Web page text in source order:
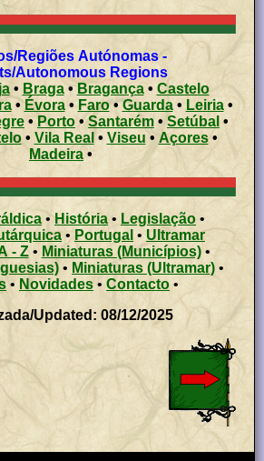
Autónomas -
Autonomous Regions
• Braga•Bragança• Castelo
•Évora• Faro•Guarda• Leiria•
•Porto •Santarém• Setúbal •
• Vila Real • Viseu • Açores •
Madeira •
•História • Legislação •
• Portugal • Ultramar
- Z• Miniaturas (Municípios)•
• Miniaturas (Ultramar) •
• Novidades • Contacto •
Updated: 08/12/2025